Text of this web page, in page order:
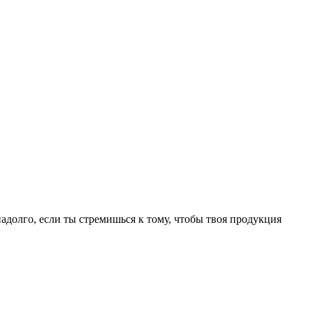
если ты стремишься к тому, чтобы твоя продукция